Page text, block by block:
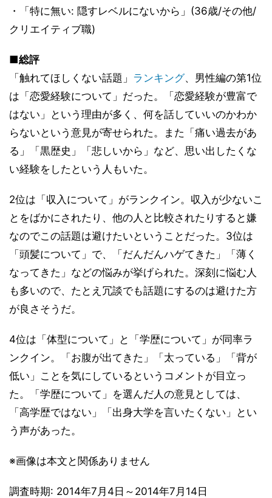
・「特に無い: 隠すレベルにないから」(36歳/その他/
クリエイティブ職)
■総評
「触れてほしくない話題」 ランキング、男性編の第1位
は「恋愛経験について」だった。「恋愛経験が豊富で
はない」という理由が多く、何を話していいのかわか
らないという意見が寄せられた。また「痛い過去があ
る」「黒歴史」「悲しいから」など、思い出したくな
い経験をしたという人もいた。
2位は「収入について」がランクイン。収入が少ないこ
とをばかにされたり、他の人と比較されたりすると嫌
なのでこの話題は避けたいということだった。3位は
「頭髪について」で、「だんだんハゲてきた」「薄く
なってきた」などの悩みが挙げられた。深刻に悩む人
も多いので、たとえ冗談でも話題にするのは避けた方
が良さそうだ。
4位は「体型について」と「学歴について」が同率ラ
ンクイン。「お腹が出てきた」「太っている」「背が
低い」ことを気にしているというコメントが目立っ
た。「学歴について」を選んだ人の意見としては、
「高学歴ではない」「出身大学を言いたくない」とい
う声があった。
※画像は本文と関係ありません
調査時期: 2014年7月4日～2014年7月14日